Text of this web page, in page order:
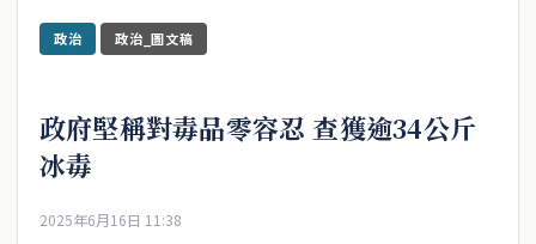
政治 政治_圖文稿
政府堅稱對毒品零容忍 查獲逾34公斤
冰毒
2025年6月16日 11:38